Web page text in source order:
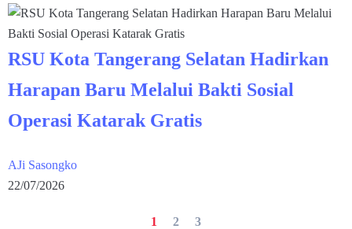
RSU Kota Tangerang Selatan Hadirkan
Harapan Baru Melalui Bakti Sosial
Operasi Katarak Gratis
AJi Sasongko
22/07/2026
1 2 3